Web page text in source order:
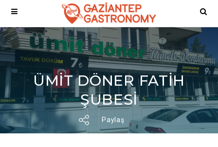
ÜMİT DÖNER FATİH
ŞUBESİ
Paylaş